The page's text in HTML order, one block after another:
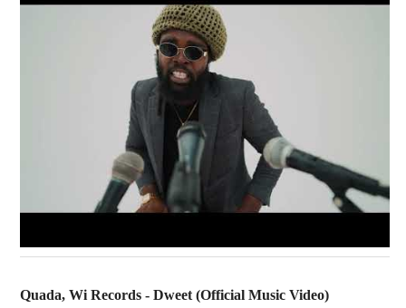
Quada, Wi Records - Dweet (Official Music Video)